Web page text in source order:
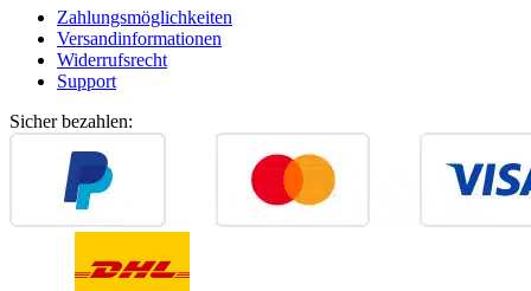
Zahlungsmöglichkeiten
Versandinformationen
Widerrufsrecht
Support
Sicher bezahlen: